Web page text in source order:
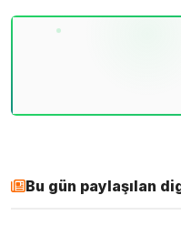
Bu gün paylaşılan